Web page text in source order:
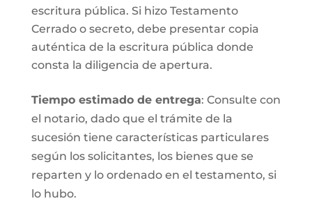
escritura pública. Si hizo Testamento
Cerrado o secreto, debe presentar copia
auténtica de la escritura pública donde
consta la diligencia de apertura.
Tiempo estimado de entrega: Consulte con
el notario, dado que el trámite de la
sucesión tiene características particulares
según los solicitantes, los bienes que se
reparten y lo ordenado en el testamento, si
lo hubo.